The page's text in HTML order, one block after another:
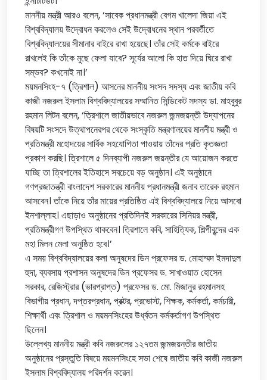
মাননীয় মন্ত্রী আরও বলেন, ‘সাবেক প্রধানমন্ত্রী বেগম খালেদা জিয়া এই
বিশ্ববিদ্যালয় উদ্বোধন করলেও সেই উদ্বোধনের স্থান পরবর্তীতে
বিশ্ববিদ্যালয়ের সীমানার বাইরে রাখা হয়েছে। তাঁর সেই কর্মকে বাইরে
রাখলেই কি তাঁকে মুছে ফেলা যাবে? সূর্যের আলো কি হাত দিয়ে ঘিরে রাখা
সম্ভব? কখনোই না।’
ময়মনসিংহ-৭ (ত্রিশাল) আসনের মাননীয় সংসদ সদস্য এবং জাতীয় কবি
কাজী নজরুল ইসলাম বিশ্ববিদ্যালয়ের সম্মানিত সিন্ডিকেট সদস্য ডা. মাহবুবুর
রহমান লিটন বলেন, ‘ত্রিশালে জাতীয়ভাবে নজরুল জন্মজয়ন্তী উদ্যাপনের
বিষয়টি সংসদে উত্থাপনেরপর থেকে সংস্কৃতি মন্ত্রণালয়ের মাননীয় মন্ত্রী ও
প্রতিমন্ত্রী মহোদয়ের সার্বিক সহযোগিতা পাওয়ায় তাঁদের প্রতি কৃতজ্ঞতা
প্রকাশ করছি। ত্রিশালে ৫ দিনব্যাপী নজরুল জয়ন্তীর যে আয়োজন করতে
যাচ্ছি তা ত্রিশালের ইতিহাসে সবচেয়ে বড় অনুষ্ঠান। এই অনুষ্ঠানে
গণপ্রজাতন্ত্রী বাংলাদেশ সরকারের মাননীয় প্রধানমন্ত্রী জনাব তারেক রহমান
আসবেন। তাঁকে নিয়ে তাঁর মায়ের প্রতিষ্ঠিত এই বিশ্ববিদ্যালয়ে নিয়ে আসবো
ইনশাল্লাহ। এছাড়াও অনুষ্ঠানের প্রতিদিনই সরকারের সিনিয়র মন্ত্রী,
প্রতিমন্ত্রীগণ উপস্থিত থাকবেন। ত্রিশালে কবি, সাহিত্যিক, শিল্পীবৃন্দের এক
মহা মিলন মেলা অনুষ্ঠিত হবে।’
এ সময় বিশ্ববিদ্যালয়ের কলা অনুষদের ডিন প্রফেসর ড. মোহাম্মদ ইমদাদুল
হুদা, ব্যবসায় প্রশাসন অনুষদের ডিন প্রফেসর ড. সাখাওয়াত হোসেন
সরকার, রেজিস্ট্রার (ভারপ্রাপ্ত) প্রফেসর ড. মো. মিজানুর রহমানসহ
বিভাগীয় প্রধান, দপ্তরপ্রধান, প্রক্টর, প্রভোস্ট, শিক্ষক, কর্মকর্তা, কর্মচারী,
শিক্ষার্থী এবং ত্রিশাল ও ময়মনসিংহের উর্ধ্বতন কর্মকর্তাগণ উপস্থিত
ছিলেন।
উল্লেখ্য মাননীয় মন্ত্রী কবি নজরুলের ১২৭তম জন্মজয়ন্তীর জাতীয়
অনুষ্ঠানের প্রস্তুতি বিষয়ে ময়মনসিংহে সভা শেষে জাতীয় কবি কাজী নজরুল
ইসলাম বিশ্ববিদ্যালয় পরিদর্শন করেন।